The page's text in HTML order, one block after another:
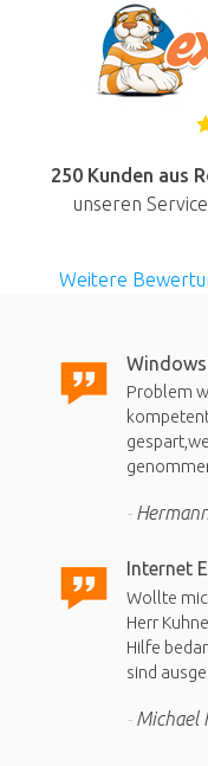
250 Kunden aus
unseren
Weitere
Windows
Problem
Internet
Wollte
Herr
Hilfe
sind
Michael